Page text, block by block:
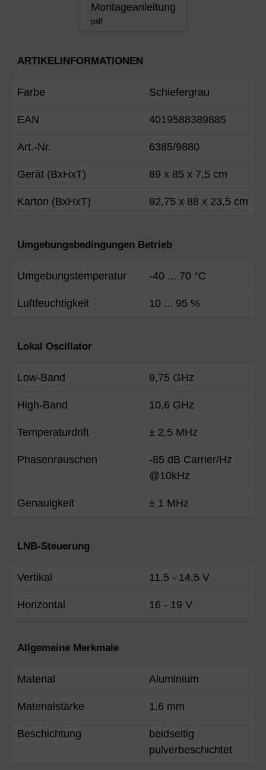
Montageanleitung
pdf
ARTIKELINFORMATIONEN
Farbe Schiefergrau
EAN 4019588389885
Art.-Nr. 6385/9880
Gerät (BxHxT) 89 x 85 x 7,5 cm
Karton (BxHxT) 92,75 x 88 x 23,5 cm
Umgebungsbedingungen Betrieb
Umgebungstemperatur -40 ... 70 °C
Luftfeuchtigkeit 10 ... 95 %
Lokal Oscillator
Low-Band 9,75 GHz
High-Band 10,6 GHz
Temperaturdrift ± 2,5 MHz
Phasenrauschen
-85 dB Carrier/Hz
@10kHz
Genauigkeit ± 1 MHz
LNB-Steuerung
Vertikal 11,5 - 14,5 V
Horizontal 16 - 19 V
Allgemeine Merkmale
Material Aluminium
Materialstärke 1,6 mm
Beschichtung
beidseitig
pulverbeschichtet